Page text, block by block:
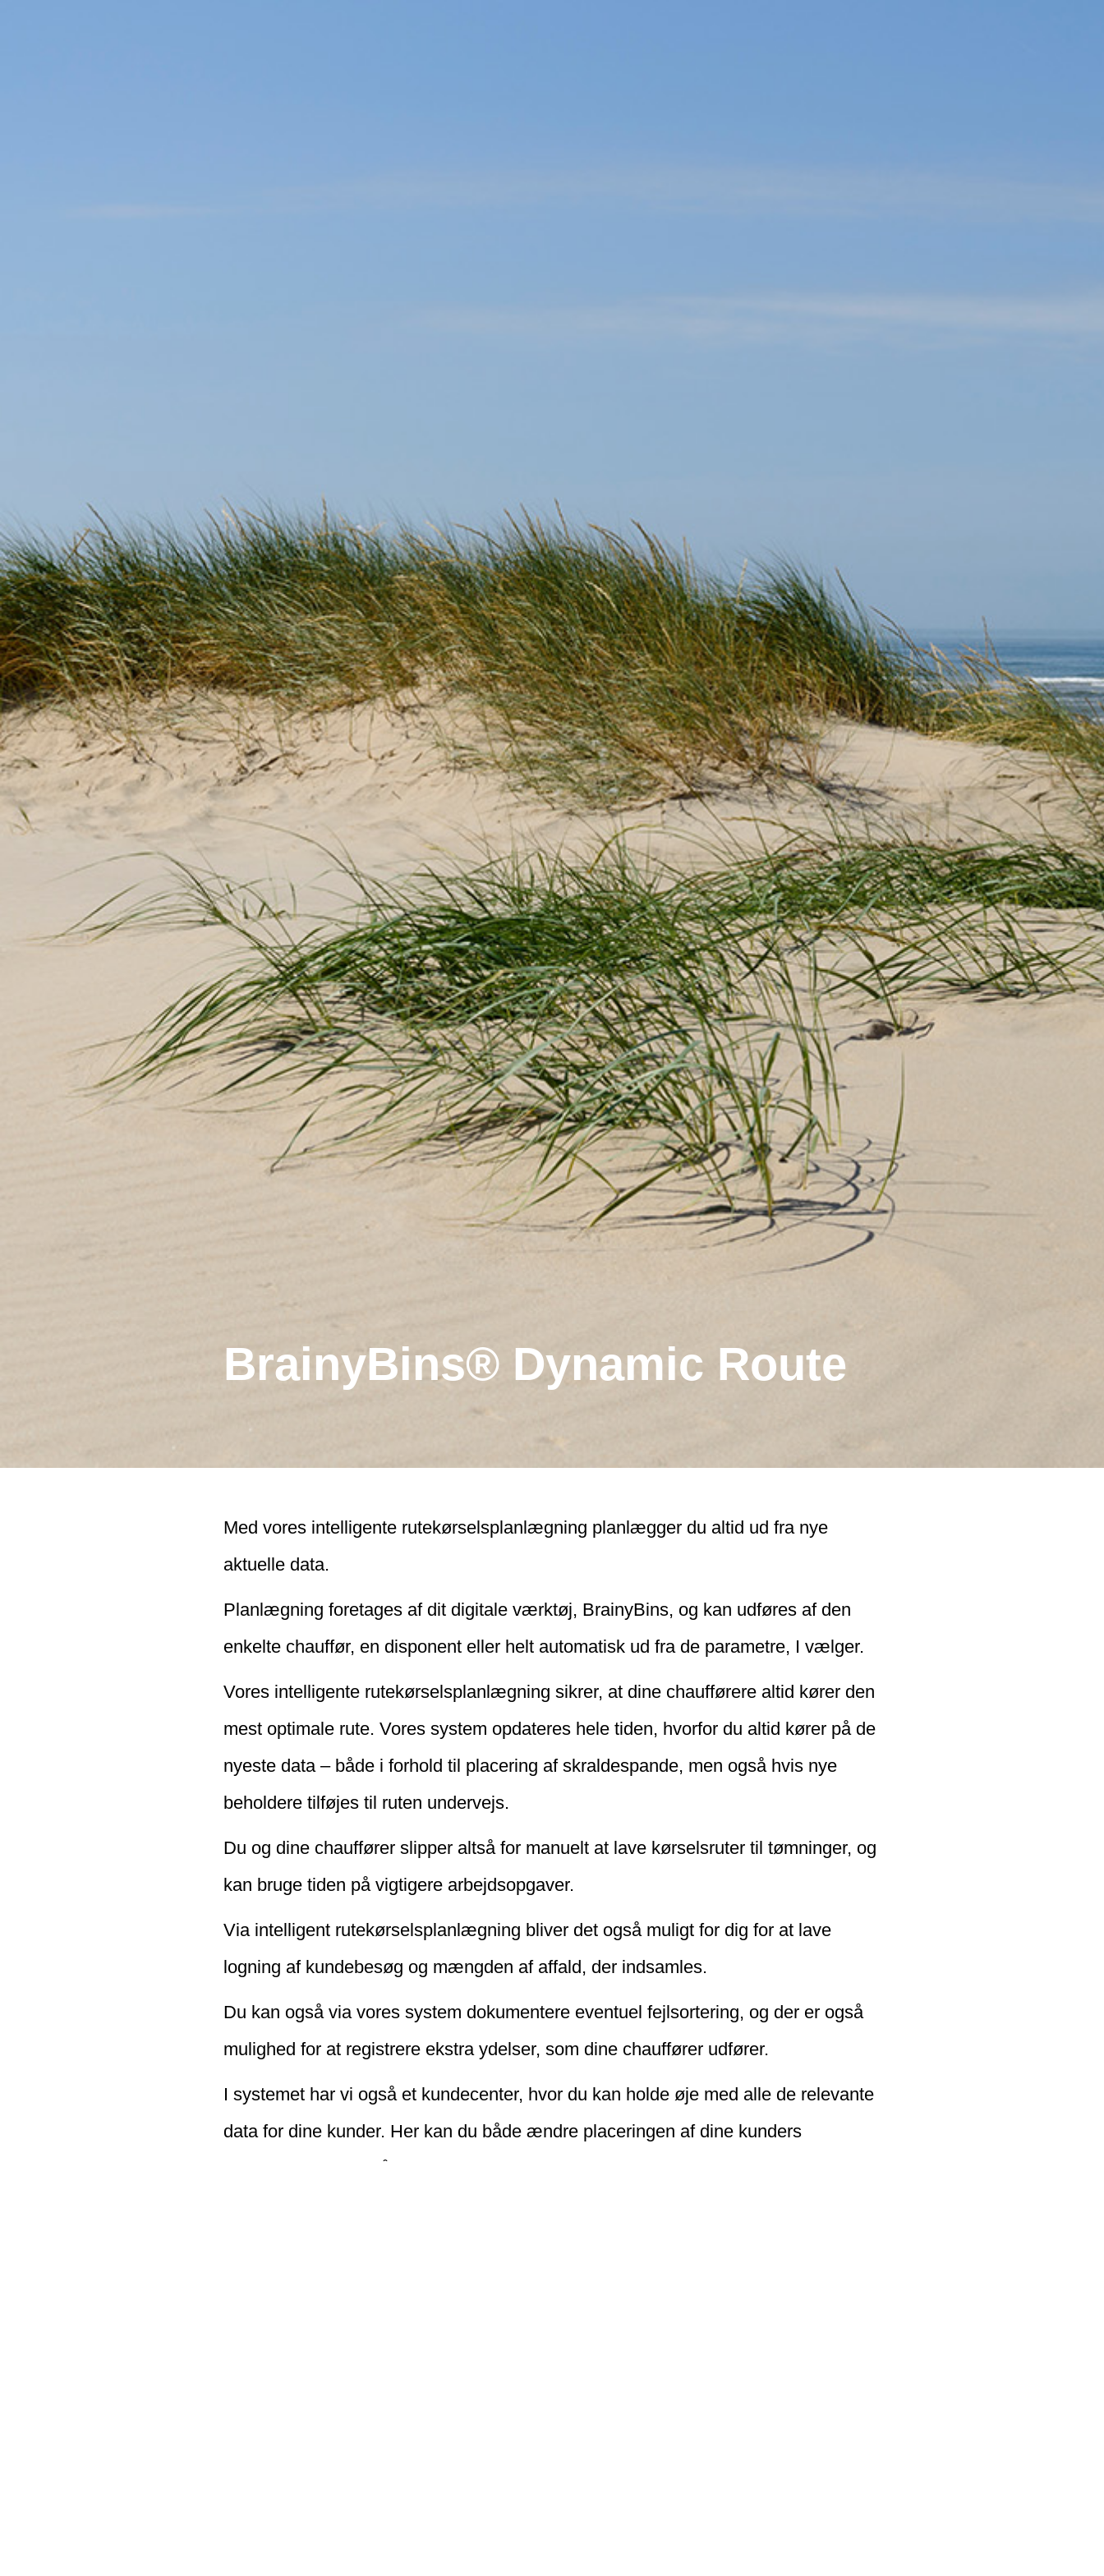
BrainyBins® Dynamic Route
Med vores intelligente rutekørselsplanlægning planlægger du altid ud fra nye
aktuelle data.
Planlægning foretages af dit digitale værktøj, BrainyBins, og kan udføres af den
enkelte chauffør, en disponent eller helt automatisk ud fra de parametre, I vælger.
Vores intelligente rutekørselsplanlægning sikrer, at dine chaufførere altid kører den
mest optimale rute. Vores system opdateres hele tiden, hvorfor du altid kører på de
nyeste data – både i forhold til placering af skraldespande, men også hvis nye
beholdere tilføjes til ruten undervejs.
Du og dine chauffører slipper altså for manuelt at lave kørselsruter til tømninger, og
kan bruge tiden på vigtigere arbejdsopgaver.
Via intelligent rutekørselsplanlægning bliver det også muligt for dig for at lave
logning af kundebesøg og mængden af affald, der indsamles.
Du kan også via vores system dokumentere eventuel fejlsortering, og der er også
mulighed for at registrere ekstra ydelser, som dine chauffører udfører.
I systemet har vi også et kundecenter, hvor du kan holde øje med alle de relevante
data for dine kunder. Her kan du både ændre placeringen af dine kunders
beholdere, men også logge henvendelser fra dine kunder i et overskueligt system.